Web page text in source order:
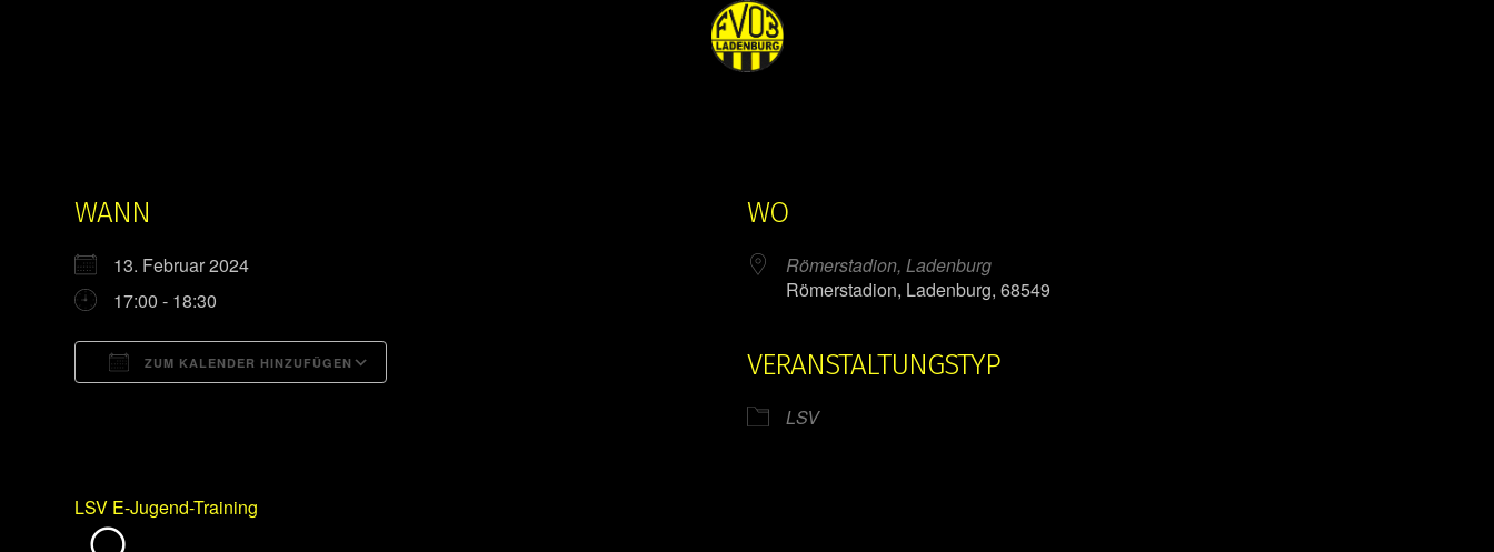
WANN
13. Februar 2024
17:00 - 18:30
ZUM KALENDER HINZUFÜGEN
iCalendar
WO
Römerstadion, Ladenburg
Römerstadion, Ladenburg, 68549
VERANSTALTUNGSTYP
LSV
LSV E-Jugend-Training